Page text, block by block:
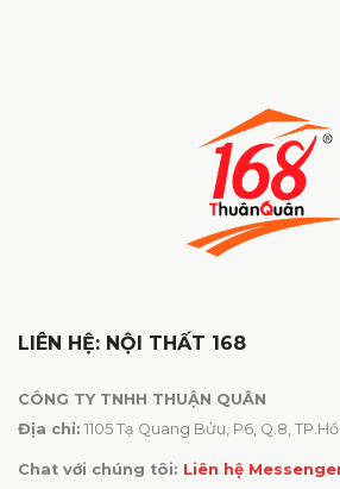
LIÊN HỆ: NỘI THẤT 168
CÔNG TY TNHH THUẬN QUÂN
Địa chỉ: 1105 Tạ Quang Bửu, P6, Q.8,
Chat với chúng tôi: Liên hệ